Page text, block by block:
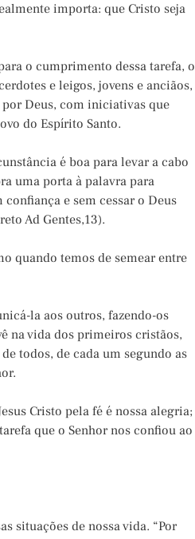
importa: que Cristo seja
o cumprimento dessa tarefa, o
e leigos, jovens e anciãos,
Deus, com iniciativas que
do Espírito Santo.
é boa para levar a cabo
uma porta à palavra para
e sem cessar o Deus
Ad Gentes,13).
quando temos de semear entre
la aos outros, fazendo-os
na vida dos primeiros cristãos,
todos, de cada um segundo as
Cristo pela fé é nossa alegria;
que o Senhor nos confiou ao
situações de nossa vida. “Por